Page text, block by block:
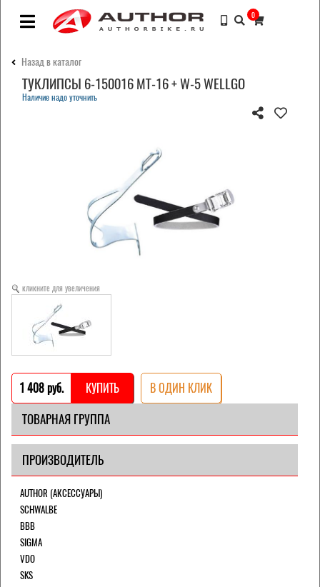
0
Назад в каталог
ТУКЛИПСЫ 6-150016 MT-16 + W-5 WELLGO
Наличие надо уточнить
кликните для увеличения
1 408 pуб. КУПИТЬ В ОДИН КЛИК
ТОВАРНАЯ ГРУППА
ПРОИЗВОДИТЕЛЬ
AUTHOR (АКСЕССУАРЫ)
SCHWALBE
BBB
SIGMA
VDO
SKS